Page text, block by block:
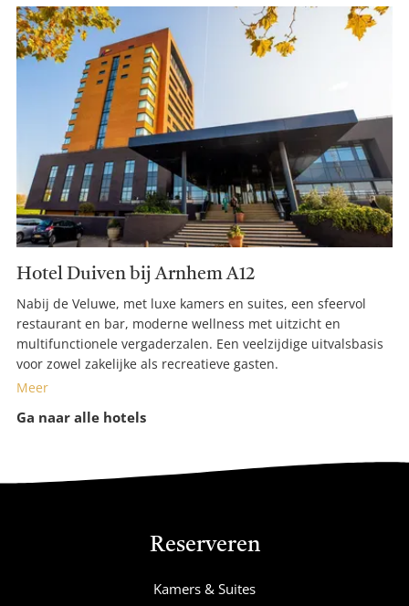
Hotel Duiven bij Arnhem A12
Nabij de Veluwe, met luxe kamers en suites, een sfeervol
restaurant en bar, moderne wellness met uitzicht en
multifunctionele vergaderzalen. Een veelzijdige uitvalsbasis
voor zowel zakelijke als recreatieve gasten.
Meer
Ga naar alle hotels
Reserveren
Kamers & Suites